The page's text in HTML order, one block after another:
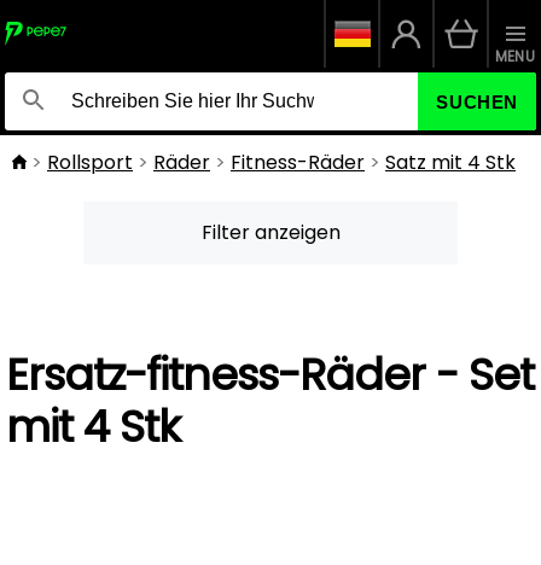
SUCHEN
MENU
Rollsport Räder Fitness-Räder Satz mit 4 Stk
Filter anzeigen
Ersatz-fitness-Räder - Set
mit 4 Stk